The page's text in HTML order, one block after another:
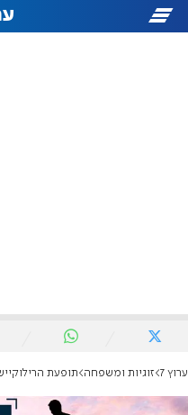
ערוץ 7 זוגיות ומשפחה תופעת